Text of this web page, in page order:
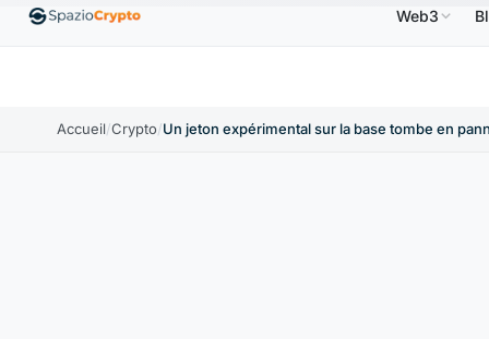
↑1.10% EthereumETH1 880,58 $US 0,9991 $US↑0.00%
Web3
Accueil/Crypto/Un jeton expérimental sur la base tombe en